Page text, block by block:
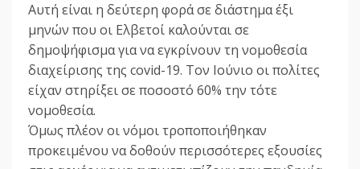
Αυτή είναι η δεύτερη φορά σε διάστημα έξι
μηνών που οι Ελβετοί καλούνται σε
δημοψήφισμα για να εγκρίνουν τη νομοθεσία
διαχείρισης της covid-19. Τον Ιούνιο οι πολίτες
είχαν στηρίξει σε ποσοστό 60% την τότε
νομοθεσία.
Όμως πλέον οι νόμοι τροποποιήθηκαν
προκειμένου να δοθούν περισσότερες εξουσίες